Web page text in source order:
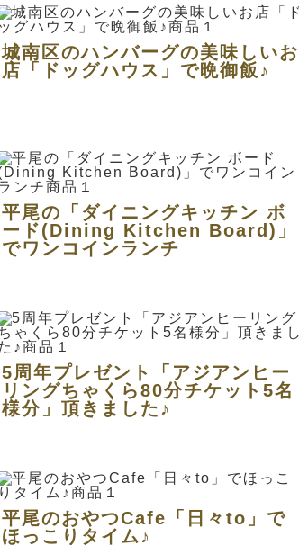
城南区のハンバーグの美味しいお
店「ドッグハウス」で晩御飯♪
平尾の「ダイニングキッチン ボ
ード(Dining Kitchen Board)」
でワンコインランチ
5周年プレゼント「アジアンヒー
リングちゃくら80分チケット5名
様分」頂きました♪
平尾のおやつCafe「日々to」で
ほっこりタイム♪